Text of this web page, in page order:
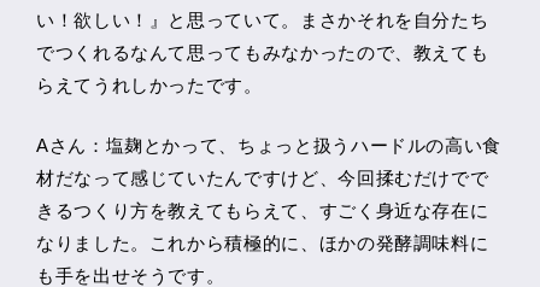
い！欲しい！』と思っていて。まさかそれを自分たち
でつくれるなんて思ってもみなかったので、教えても
らえてうれしかったです。
Aさん：塩麹とかって、ちょっと扱うハードルの高い食
材だなって感じていたんですけど、今回揉むだけでで
きるつくり方を教えてもらえて、すごく身近な存在に
なりました。これから積極的に、ほかの発酵調味料に
も手を出せそうです。